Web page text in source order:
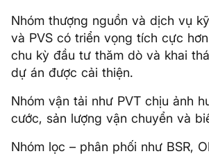
Nhóm thượng nguồn và dịch vụ
và PVS có triển vọng tích cực
chu kỳ đầu tư thăm dò và khai
dự án được cải thiện.
Nhóm vận tải như PVT chịu ảnh
cước, sản lượng vận chuyển và
Nhóm lọc – phân phối như BSR,